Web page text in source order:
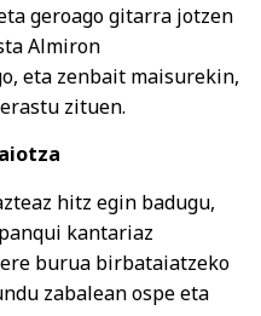
geroago gitarra jotzen
Almiron
eta zenbait maisurekin,
zituen.
hitz egin badugu,
kantariaz
burua birbataiatzeko
zabalean ospe eta